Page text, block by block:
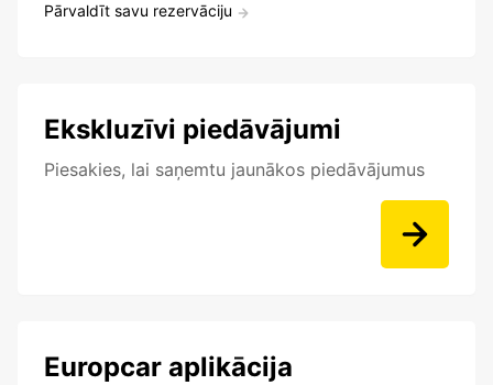
Pārvaldīt savu rezervāciju
Ekskluzīvi piedāvājumi
Piesakies, lai saņemtu jaunākos piedāvājumus
Europcar aplikācija